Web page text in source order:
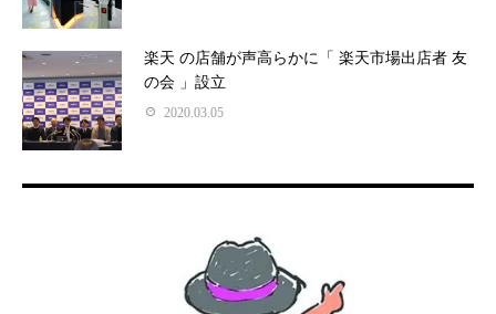
楽天 の店舗が声高らかに「 楽天市場出店者 友
の会 」設立
2020.03.05